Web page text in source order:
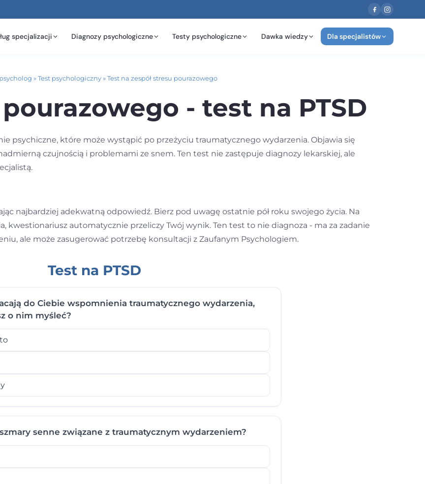
specjalizacji Diagnozy psychologiczne Testy psychologiczne Dawka wiedzy Dla specjalistów
» Test psychologiczny » Test na zespół stresu pourazowego
- test na PTSD
psychiczne, które może wystąpić po przeżyciu traumatycznego wydarzenia. Objawia się
czujnością i problemami ze snem. Ten test nie zastępuje diagnozy lekarskiej, ale
najbardziej adekwatną odpowiedź. Bierz pod uwagę ostatnie pół roku swojego życia. Na
kwestionariusz automatycznie przeliczy Twój wynik. Ten test to nie diagnoza - ma za zadanie
ale może zasugerować potrzebę konsultacji z Zaufanym Psychologiem.
Test na PTSD
do Ciebie wspomnienia traumatycznego wydarzenia,
o nim myśleć?
senne związane z traumatycznym wydarzeniem?